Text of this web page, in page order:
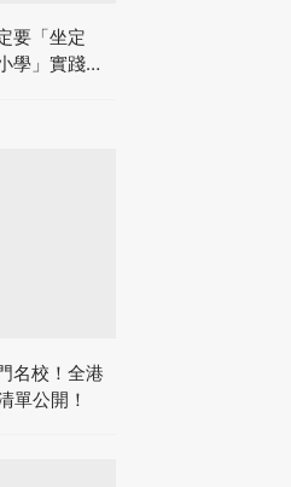
要「坐定
學」實踐動
名校！全港
單公開！